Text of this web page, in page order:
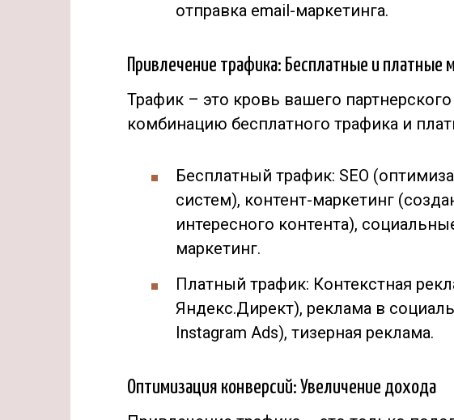
отправка email-маркетинга.
Привлечение трафика: Бесплатные и платные
Трафик – это кровь вашего
комбинацию бесплатного трафика и
Бесплатный трафик: SEO
систем), контент-маркетинг
интересного контента),
маркетинг.
Платный трафик: Контекстная
Яндекс.Директ), реклама в
Instagram Ads), тизерная реклама.
Оптимизация конверсий: Увеличение дохода